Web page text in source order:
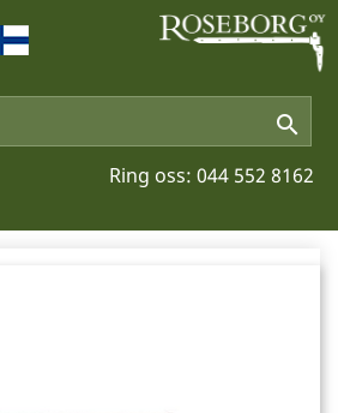

Ring oss: 044 552 8162